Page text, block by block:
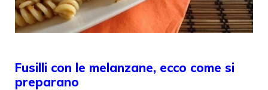
Fusilli con le melanzane, ecco come si
preparano